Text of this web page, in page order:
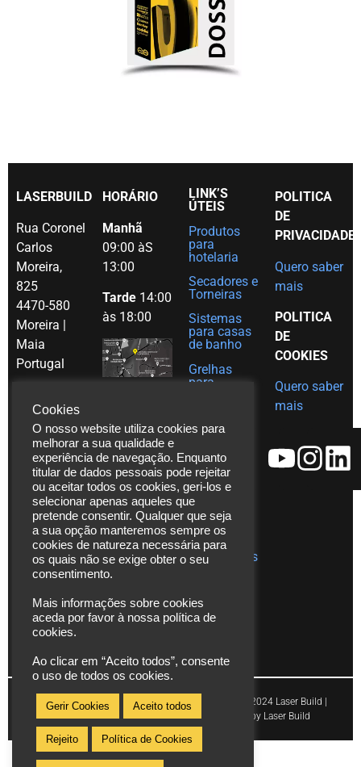
LASERBUILD
Rua Coronel
Carlos
Moreira,
825
4470-580
Moreira |
Maia
Portugal
229 480
271
Fax. (+351)
229 480
272
*chamada
para rede
fixa
nacional
info@laserbuild.pt
area.electrica2000@gmail.com
HORÁRIO
Manhã
09:00 àS
13:00
Tarde 14:00
às 18:00
LINK’S
ÚTEIS
Produtos
para
hotelaria
Secadores e
Torneiras
Sistemas
para casas
de banho
Grelhas
para
Ajudas
Catálogos
Vídeos
Assistência
Técnica
Publicações
POLITICA
DE
PRIVACIDADE
Quero saber
mais
POLITICA
DE
COOKIES
Quero saber
mais
Copyright © 2024 Laser Build |
Powered by Laser Build
Cookies
O nosso website utiliza cookies para
melhorar a sua qualidade e
experiência de navegação. Enquanto
titular de dados pessoais pode rejeitar
ou aceitar todos os cookies, geri-los e
selecionar apenas aqueles que
pretende consentir. Qualquer que seja
a sua opção manteremos sempre os
cookies de natureza necessária para
os quais não se exige obter o seu
consentimento.
Mais informações sobre cookies
aceda por favor à nossa política de
cookies.
Ao clicar em “Aceito todos”, consente
o uso de todos os cookies.
Gerir Cookies Aceito todos
Rejeito Política de Cookies